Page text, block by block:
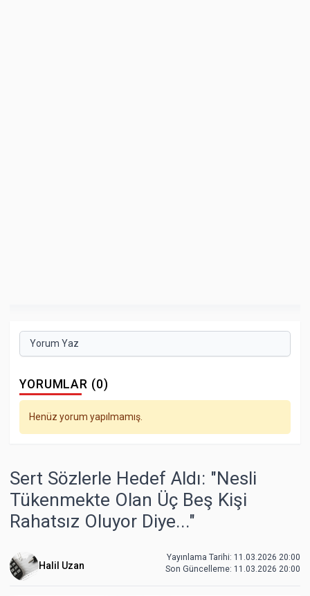
Yorum Yaz
YORUMLAR (0)
Henüz yorum yapılmamış.
Sert Sözlerle Hedef Aldı: "Nesli
Tükenmekte Olan Üç Beş Kişi
Rahatsız Oluyor Diye..."
Halil Uzan
Yayınlama Tarihi: 11.03.2026 20:00
Son Güncelleme: 11.03.2026 20:00